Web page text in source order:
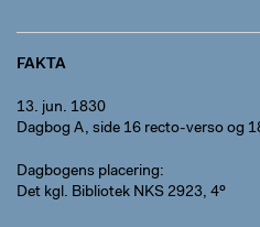
FAKTA
13. jun. 1830
Dagbog A, side 16 recto-verso og
Dagbogens placering
Det kgl. Bibliotek NKS 2923, 4º